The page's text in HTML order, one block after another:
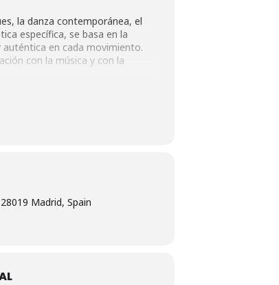
la danza contemporánea, el
específica, se basa en la
auténtica en cada movimiento.
con la música y con la
Madrid, Spain